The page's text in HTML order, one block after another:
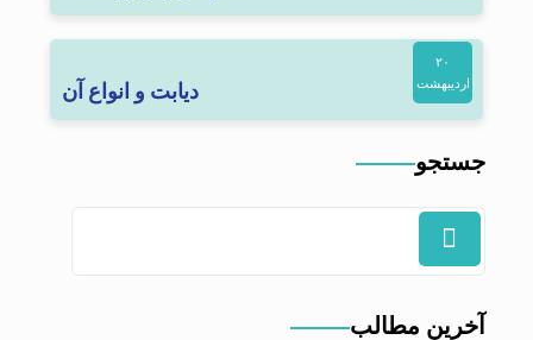
۲۰
اردیبهشت
دیابت و انواع آن
جستجو
آخرین مطالب